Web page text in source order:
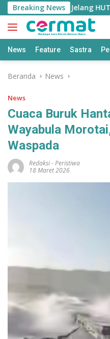
Langsung
ke
konten
Breaking News
Morotai Jelang HUT
News Feature Sastra
Beranda News
News
Cuaca Buruk
Wayabula
Waspada
Redaksi-Peristiwa
18 Maret 2026